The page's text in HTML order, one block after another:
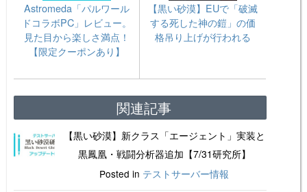
Astromeda「パルワール
ドコラボPC」レビュー。
見た目から楽しさ満点！
【限定クーポンあり】
【黒い砂漠】EUで「破滅
する死した神の鎧」の価
格吊り上げが行われる
関連記事
【黒い砂漠】新クラス「エージェント」実装と
黒鳳凰・戦闘分析器追加【7/31研究所】
Posted in テストサーバー情報